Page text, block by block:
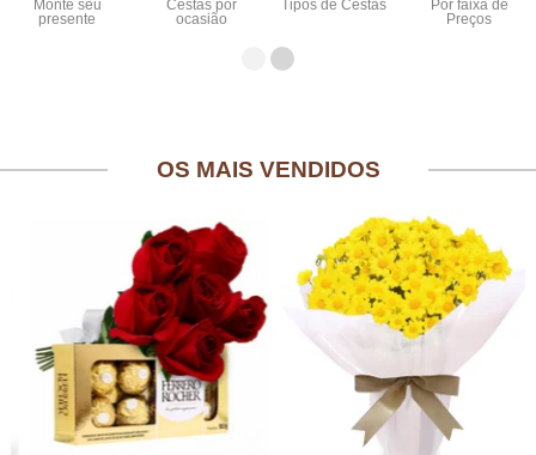
Monte seu
presente
Cestas por
ocasião
Tipos de Cestas
Por faixa de
Preços
OS MAIS VENDIDOS